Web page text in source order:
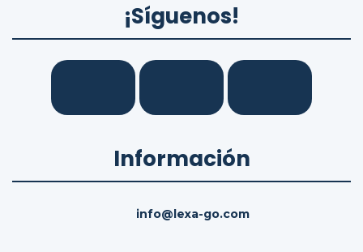
¡Síguenos!
Información
info@lexa-go.com